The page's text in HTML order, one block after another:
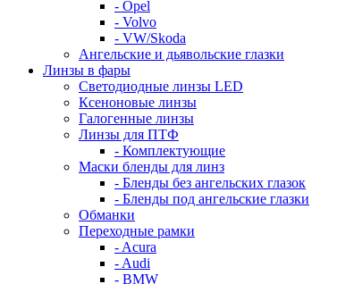
- Opel
- Volvo
- VW/Skoda
Ангельские и дьявольские глазки
Линзы в фары
Светодиодные линзы LED
Ксеноновые линзы
Галогенные линзы
Линзы для ПТФ
- Комплектующие
Маски бленды для линз
- Бленды без ангельских глазок
- Бленды под ангельские глазки
Обманки
Переходные рамки
- Acura
- Audi
- BMW